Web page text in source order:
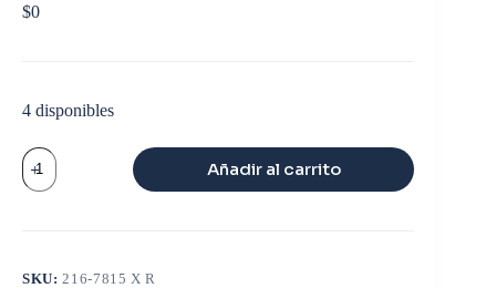
$0
4 disponibles
CATRIX
CAT
C9
Añadir al carrito
SKU: 216-7815 X R